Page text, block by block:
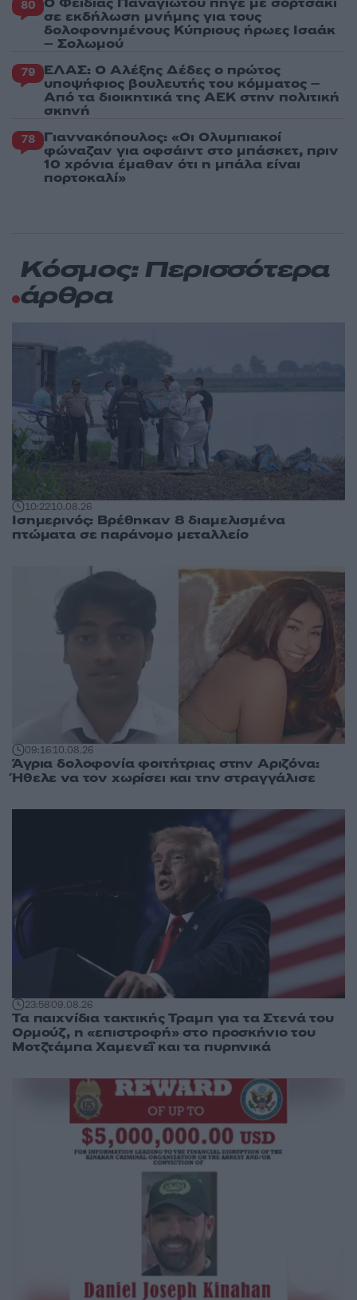
80
σε εκδήλωση μνήμης για τους
δολοφονημένους Κύπριους ήρωες Ισαάκ
– Σολωμού
79 ΕΛΑΣ: Ο Αλέξης Δέδες ο πρώτος
υποψήφιος βουλευτής του κόμματος –
Από τα διοικητικά της ΑΕΚ στην πολιτική
σκηνή
78 Γιαννακόπουλος: «Οι Ολυμπιακοί
φώναζαν για οφσάιντ στο μπάσκετ, πριν
10 χρόνια έμαθαν ότι η μπάλα είναι
πορτοκαλί»
Κόσμος: Περισσότερα
άρθρα
10:2210.08.26
Ισημερινός: Βρέθηκαν 8 διαμελισμένα
πτώματα σε παράνομο μεταλλείο
09:1610.08.26
Άγρια δολοφονία φοιτήτριας στην Αριζόνα:
Ήθελε να τον χωρίσει και την στραγγάλισε
23:5809.08.26
Τα παιχνίδια τακτικής Τραμπ για τα Στενά του
Ορμούζ, η «επιστροφή» στο προσκήνιο του
Μοτζτάμπα Χαμενεΐ και τα πυρηνικά